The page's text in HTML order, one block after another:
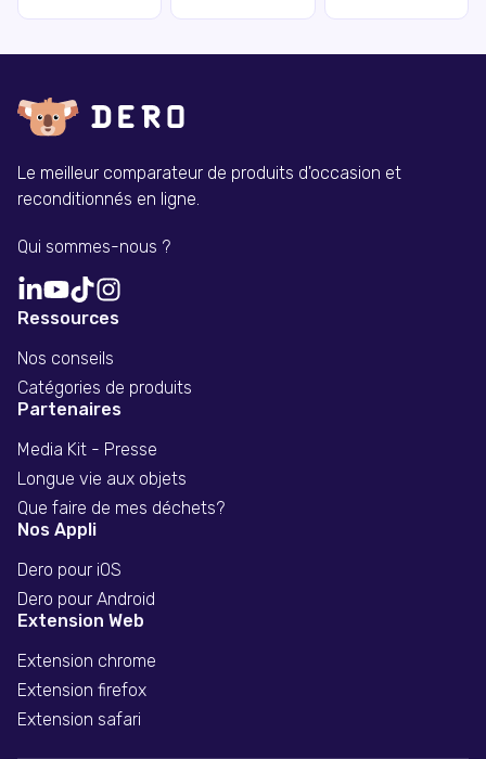
Le meilleur comparateur de produits d'occasion et
reconditionnés en ligne.
Qui sommes-nous ?
Ressources
Nos conseils
Catégories de produits
Partenaires
Media Kit - Presse
Longue vie aux objets
Que faire de mes déchets?
Nos Appli
Dero pour iOS
Dero pour Android
Extension Web
Extension chrome
Extension firefox
Extension safari